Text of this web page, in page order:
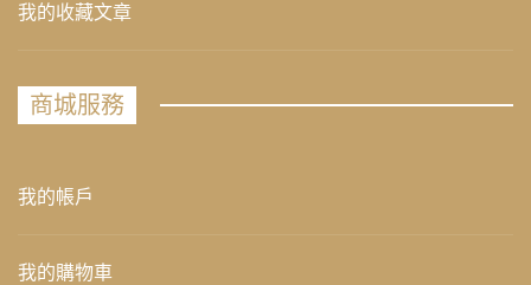
我的收藏文章
商城服務
我的帳戶
我的購物車